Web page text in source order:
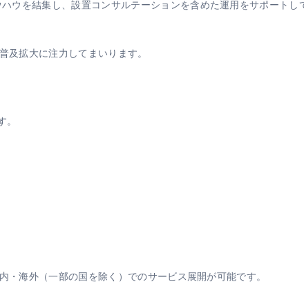
ウを結集し、設置コンサルテーションを含めた運用をサポートし
拡大に注力してまいります。
海外（一部の国を除く）でのサービス展開が可能です。